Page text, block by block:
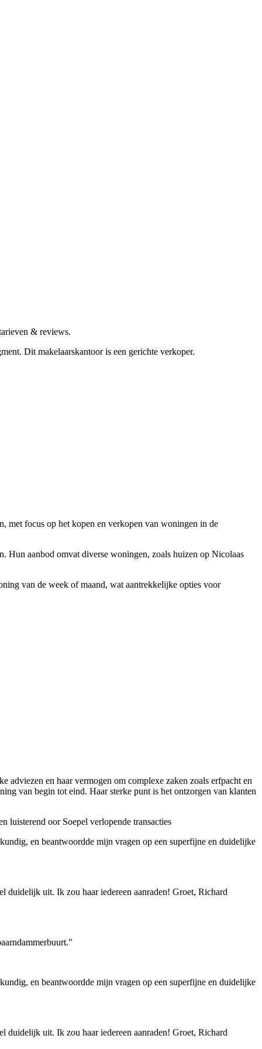
& reviews.
Dit makelaarskantoor is een gerichte verkoper.
met focus op het kopen en verkopen van woningen in de
Hun aanbod omvat diverse woningen, zoals huizen op Nicolaas
van de week of maand, wat aantrekkelijke opties voor
adviezen en haar vermogen om complexe zaken zoals erfpacht en
van begin tot eind. Haar sterke punt is het ontzorgen van klanten
luisterend oorSoepel verlopende transacties
en beantwoordde mijn vragen op een superfijne en duidelijke
duidelijk uit. Ik zou haar iedereen aanraden! Groet, Richard
en beantwoordde mijn vragen op een superfijne en duidelijke
duidelijk uit. Ik zou haar iedereen aanraden! Groet, Richard